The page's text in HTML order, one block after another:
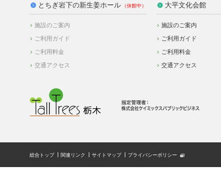
とちぎ岩下の新生姜ホール
施設のご案内
ご利用ガイド
ご利用料金
交通アクセス
大平文化会館
施設のご案内
ご利用ガイド
ご利用料金
交通アクセス
総合トップ 関連リンク サイトマップ プライバシーポリシー